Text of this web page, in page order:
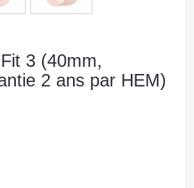
3 (40mm,
2 ans par HEM)